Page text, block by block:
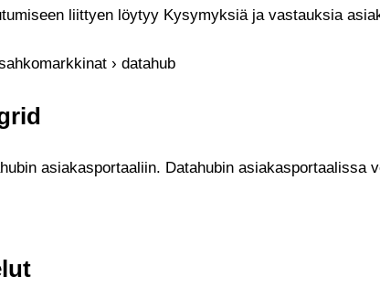
liittyen löytyy Kysymyksiä ja vastauksia
› datahub
asiakasportaaliin. Datahubin